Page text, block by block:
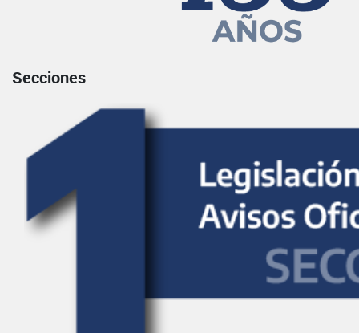
Secciones